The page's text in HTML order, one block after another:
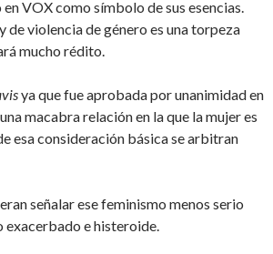
en VOX como símbolo de sus esencias.
de violencia de género es una torpeza
mucho rédito.
ya que fue aprobada por unanimidad en
macabra relación en la que la mujer es
esa consideración básica se arbitran
señalar ese feminismo menos serio
exacerbado e histeroide.